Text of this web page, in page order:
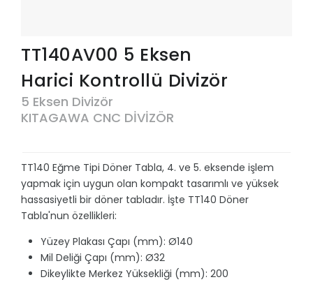
TT140AV00 5 Eksen
Harici Kontrollü Divizör
5 Eksen Divizör
KITAGAWA CNC DİVİZÖR
TT140 Eğme Tipi Döner Tabla, 4. ve 5. eksende işlem
yapmak için uygun olan kompakt tasarımlı ve yüksek
hassasiyetli bir döner tabladır. İşte TT140 Döner
Tabla'nun özellikleri:
Yüzey Plakası Çapı (mm): Ø140
Mil Deliği Çapı (mm): Ø32
Dikeylikte Merkez Yüksekliği (mm): 200